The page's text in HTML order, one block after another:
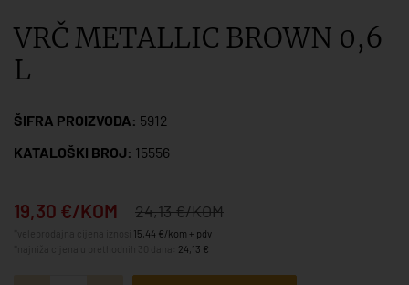
VRČ METALLIC BROWN 0,6
L
ŠIFRA PROIZVODA: 5912
KATALOŠKI BROJ: 15556
19,30 €/KOM 24,13 €/KOM
15,44 €/kom + pdv
24,13 €